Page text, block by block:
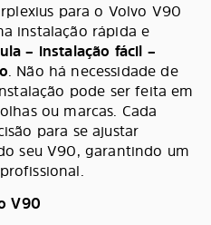
para o Volvo V90
instalação rápida e
– instalação fácil –
. Não há necessidade de
pode ser feita em
ou marcas. Cada
para se ajustar
seu V90, garantindo um
V90